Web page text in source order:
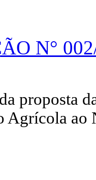
N°
proposta
Agrícola ao